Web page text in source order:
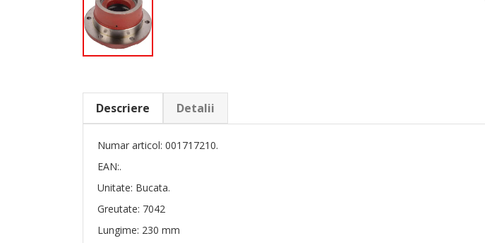
Descriere Detalii
Numar articol: 001717210.
EAN:.
Unitate: Bucata.
Greutate: 7042
Lungime: 230 mm